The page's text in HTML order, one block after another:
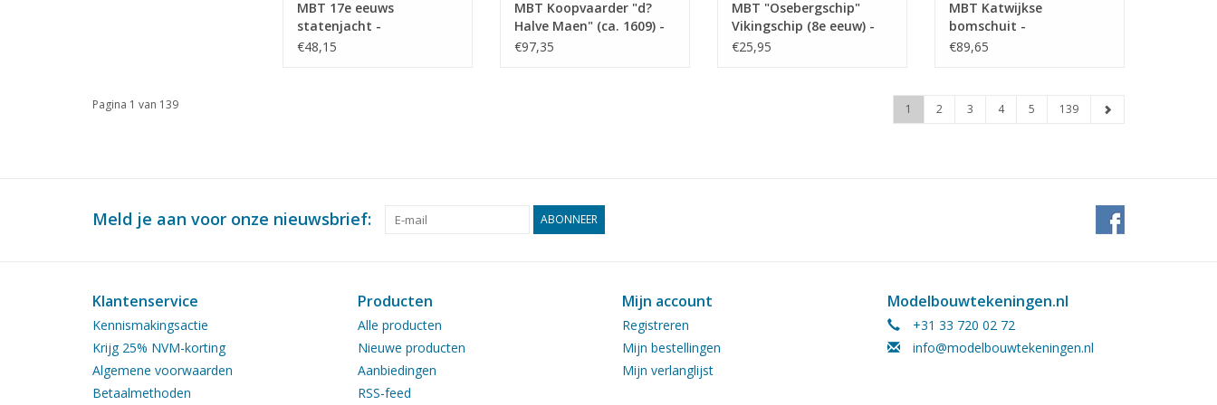
MBT 17e eeuws
statenjacht -
Bouwtekening Schaal 1 :
€48,15
MBT Koopvaarder "d?
Halve Maen" (ca. 1609) -
Bouwtekening Schaal 1 :
€97,35
MBT "Osebergschip"
Vikingschip (8e eeuw) -
Bouwtekening Schaal 1 :
€25,95
MBT Katwijkse
bomschuit -
Bouwtekening Schaal 1 :
€89,65
Pagina 1 van 139 1 2 3 4 5 139
Meld je aan voor onze nieuwsbrief: ABONNEER
Klantenservice
Kennismakingsactie
Krijg 25% NVM-korting
Algemene voorwaarden
Betaalmethoden
Producten
Alle producten
Nieuwe producten
Aanbiedingen
RSS-feed
Mijn account
Registreren
Mijn bestellingen
Mijn verlanglijst
Modelbouwtekeningen.nl
+31 33 720 02 72
info@modelbouwtekeningen.nl